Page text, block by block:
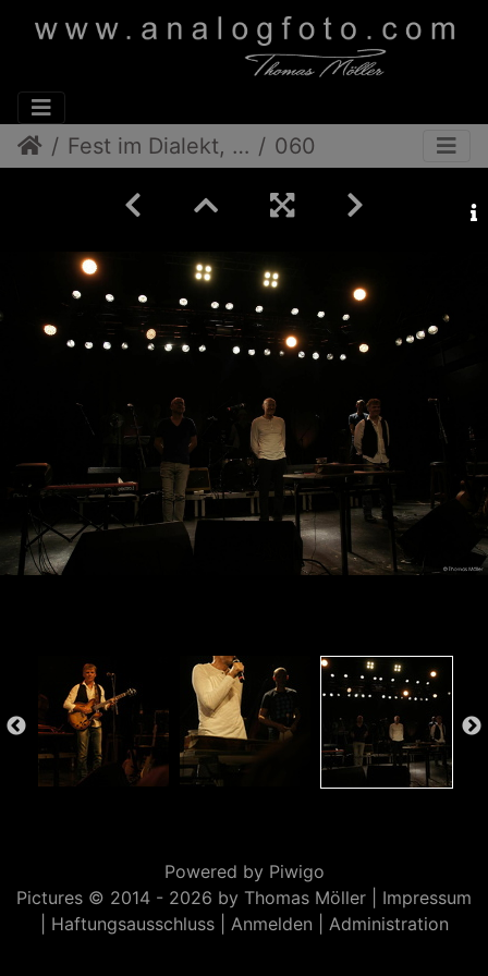
Fest im Dialekt, Ois Offn 060
Powered by Piwigo
Pictures © 2014 - 2026 by Thomas Möller | Impressum
Haftungsausschluss| Anmelden Administration